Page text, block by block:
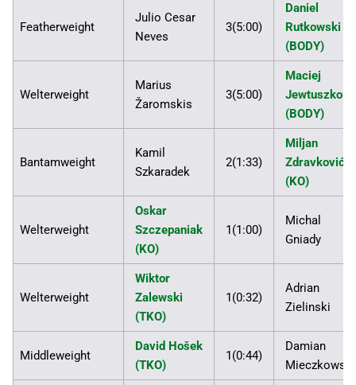
Featherweight
Julio Cesar
Neves
3(5:00)
Daniel
Rutkowski
(BODY)
Welterweight
Marius
Žaromskis
3(5:00)
Maciej
Jewtuszko
(BODY)
Bantamweight
Kamil
Szkaradek
2(1:33)
Miljan
Zdravković
(KO)
Welterweight
Oskar
Szczepaniak
(KO)
1(1:00)
Michal
Gniady
Welterweight
Wiktor
Zalewski
(TKO)
1(0:32)
Adrian
Zielinski
Middleweight
David Hošek
(TKO)
1(0:44)
Damian
Mieczkowski